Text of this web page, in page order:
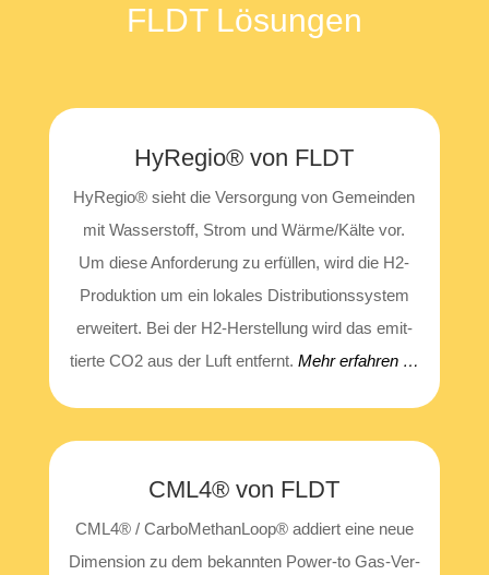
FLDT Lösun­gen
HyRe­gio® von FLDT
HyRe­gio® sieht die Ver­sor­gung von Gemein­den
mit Was­ser­stoff, Strom und Wärme/​Kälte vor.
Um die­se Anfor­de­rung zu erfül­len, wird die H2-
Pro­duk­ti­on um ein loka­les Dis­tri­bu­ti­ons­sys­tem
erwei­tert. Bei der H2-Her­stel­lung wird das emit­
tier­te CO2 aus der Luft ent­fernt. Mehr erfah­ren …
CML4® von FLDT
CML4® / Car­bo­Me­than­Loop® addiert eine neue
Dimen­si­on zu dem bekann­ten Power-to Gas-Ver­